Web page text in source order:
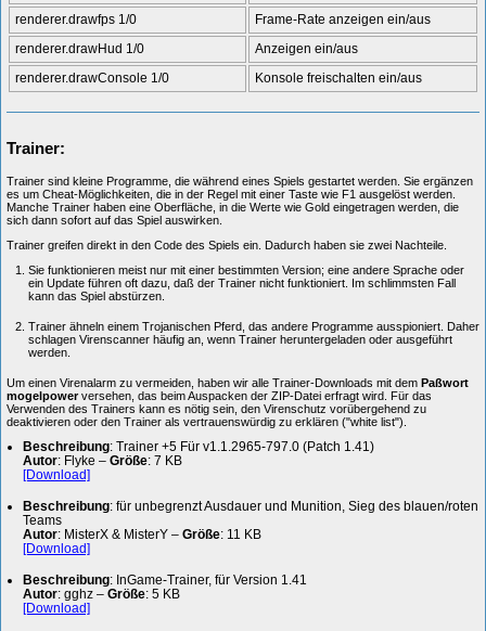
renderer.drawfps 1/0
Frame-Rate anzeigen ein/aus
renderer.drawHud 1/0
Anzeigen ein/aus
renderer.drawConsole 1/0
Konsole freischalten ein/aus
Trainer:
Trainer sind kleine Programme, die während eines Spiels gestartet werden. Sie ergänzen
es um Cheat-Möglichkeiten, die in der Regel mit einer Taste wie F1 ausgelöst werden.
Manche Trainer haben eine Oberfläche, in die Werte wie Gold eingetragen werden, die
sich dann sofort auf das Spiel auswirken.
Trainer greifen direkt in den Code des Spiels ein. Dadurch haben sie zwei Nachteile.
Sie funktionieren meist nur mit einer bestimmten Version; eine andere Sprache oder
ein Update führen oft dazu, daß der Trainer nicht funktioniert. Im schlimmsten Fall
kann das Spiel abstürzen.
Trainer ähneln einem Trojanischen Pferd, das andere Programme ausspioniert. Daher
schlagen Virenscanner häufig an, wenn Trainer heruntergeladen oder ausgeführt
werden.
Um einen Virenalarm zu vermeiden, haben wir alle Trainer-Downloads mit dem Paßwort
mogelpowerversehen, das beim Auspacken der ZIP-Datei erfragt wird. Für das
Verwenden des Trainers kann es nötig sein, den Virenschutz vorübergehend zu
deaktivieren oder den Trainer als vertrauenswürdig zu erklären ("white list").
Beschreibung: Trainer +5 Für v1.1.2965-797.0 (Patch 1.41)
Autor: Flyke – Größe: 7 KB
[Download]
Beschreibung: für unbegrenzt Ausdauer und Munition, Sieg des blauen/roten
Teams
Autor: MisterX & MisterY – Größe: 11 KB
[Download]
Beschreibung: InGame-Trainer, für Version 1.41
Autor: gghz – Größe: 5 KB
[Download]